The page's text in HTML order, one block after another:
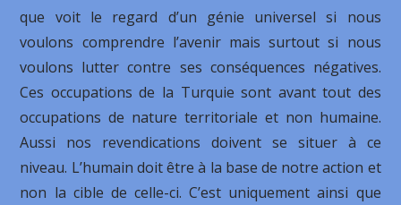
que voit le regard d’un génie universel si nous
voulons comprendre l’avenir mais surtout si nous
voulons lutter contre ses conséquences négatives.
Ces occupations de la Turquie sont avant tout des
occupations de nature territoriale et non humaine.
Aussi nos revendications doivent se situer à ce
niveau. L’humain doit être à la base de notre action et
non la cible de celle-ci. C’est uniquement ainsi que